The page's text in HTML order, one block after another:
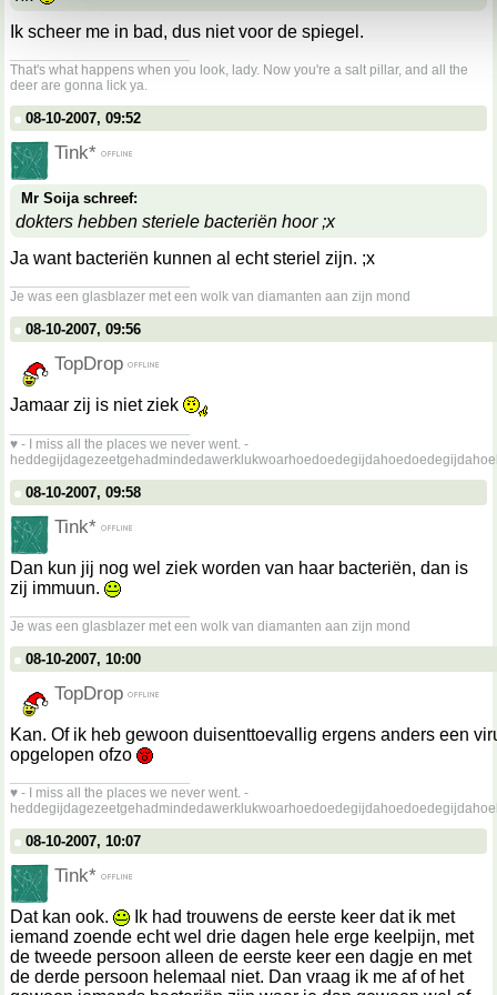
Ik scheer me in bad, dus niet voor de spiegel.
That's what happens when you look, lady. Now you're a salt pillar, and all the
deer are gonna lick ya.
08-10-2007, 09:52
Tink*
Mr Soija schreef:
dokters hebben steriele bacteriën hoor ;x
Ja want bacteriën kunnen al echt steriel zijn. ;x
Je was een glasblazer met een wolk van diamanten aan zijn mond
08-10-2007, 09:56
TopDrop
Jamaar zij is niet ziek
♥ - I miss all the places we never went. -
08-10-2007, 09:58
Tink*
Dan kun jij nog wel ziek worden van haar bacteriën, dan is
zij immuun.
Je was een glasblazer met een wolk van diamanten aan zijn mond
08-10-2007, 10:00
TopDrop
Kan. Of ik heb gewoon duisenttoevallig ergens anders een
opgelopen ofzo
♥ - I miss all the places we never went. -
08-10-2007, 10:07
Tink*
Dat kan ook.
Ik had trouwens de eerste keer dat ik met
iemand zoende echt wel drie dagen hele erge keelpijn, met
de tweede persoon alleen de eerste keer een dagje en met
de derde persoon helemaal niet. Dan vraag ik me af of het